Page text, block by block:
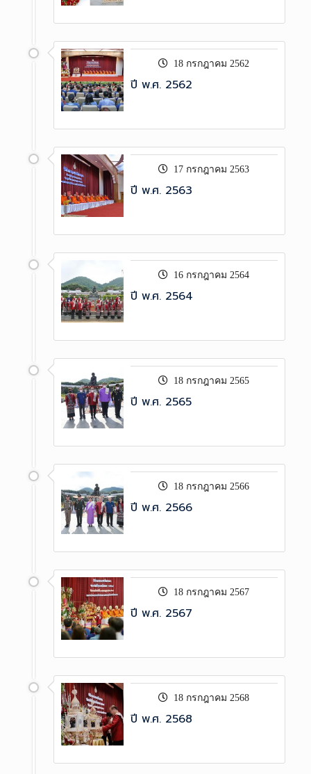
18 กรกฎาคม 2562
ปี พ.ศ. 2562
17 กรกฎาคม 2563
ปี พ.ศ. 2563
16 กรกฎาคม 2564
ปี พ.ศ. 2564
18 กรกฎาคม 2565
ปี พ.ศ. 2565
18 กรกฎาคม 2566
ปี พ.ศ. 2566
18 กรกฎาคม 2567
ปี พ.ศ. 2567
18 กรกฎาคม 2568
ปี พ.ศ. 2568